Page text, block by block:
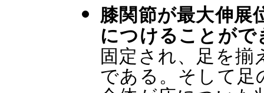
膝関節が最大伸展
につけることがで
固定され、足を
である。そして